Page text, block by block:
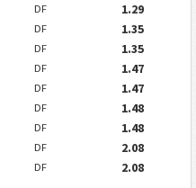
DF
1.29
DF
1.35
DF
1.35
DF
1.47
DF
1.47
DF
1.48
DF
1.48
DF
2.08
DF 2.08